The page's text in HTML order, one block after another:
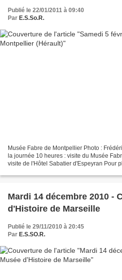
Publié le 22/01/2011 à 09:40
Par E.S.So.R.
Musée Fabre de Montpellier Photo :
la journée 10 heures : visite du Musée
visite de l'Hôtel Sabatier d'Espeyran Pour
Mardi 14 décembre 2010 -
d'Histoire de Marseille
Publié le 29/11/2010 à 20:45
Par E.S.SO.R.